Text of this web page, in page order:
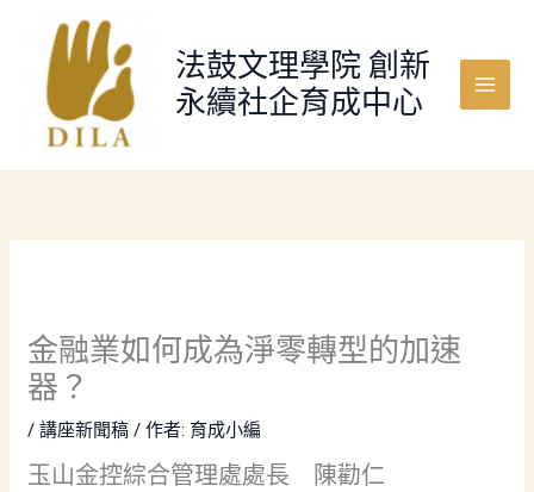
法鼓文理學院 創新
永續社企育成中心
Main
金融業如何成為淨零轉型的加速
器？
/講座新聞稿 / 作者: 育成小編
玉山金控綜合管理處處長 陳勸仁